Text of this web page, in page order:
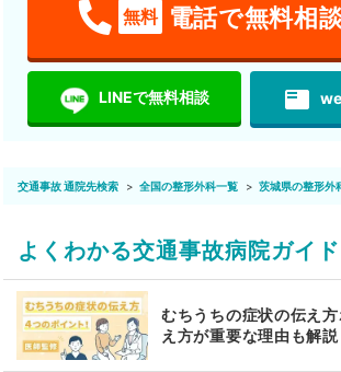
無料 電話で無料相
LINEで無料相談 featured_play_list
交通事故 通院先検索 全国の整形外科一覧 茨城県の整形外
よくわかる交通事故病院ガイド
むちうちの症状の伝え
え方が重要な理由も解説